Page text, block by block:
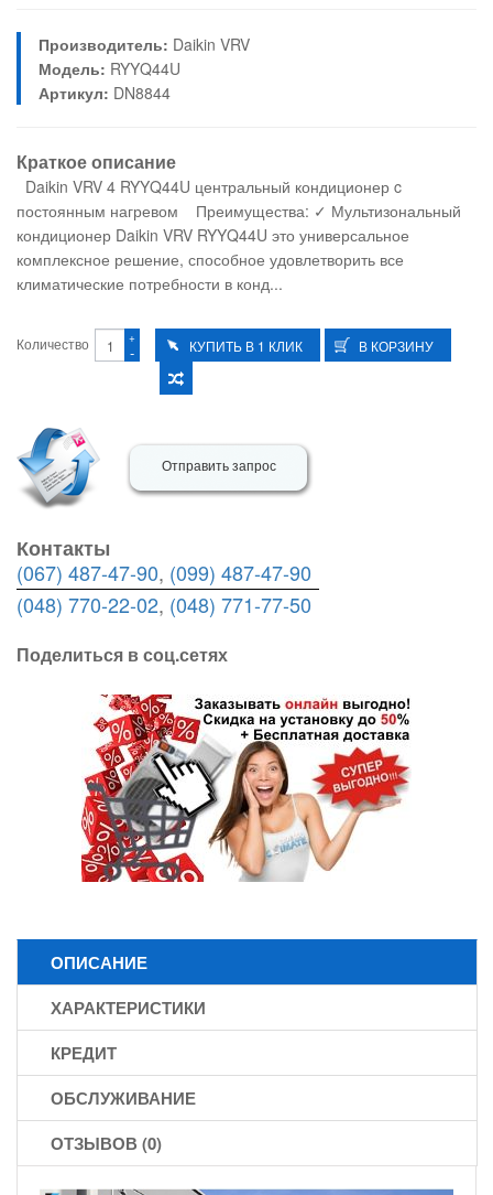
Производитель: Daikin VRV
Модель: RYYQ44U
Артикул: DN8844
Краткое описание
Daikin VRV 4 RYYQ44U центральный кондиционер c
постоянным нагревом Преимущества: ✓ Мультизональный
кондиционер Daikin VRV RYYQ44U это универсальное
комплексное решение, способное удовлетворить все
климатические потребности в конд...
Количество -
+
Отправить запрос
Контакты
(067) 487-47-90, (099) 487-47-90
(048) 770-22-02, (048) 771-77-50
Поделиться в соц.сетях
ОПИСАНИЕ
ХАРАКТЕРИСТИКИ
КРЕДИТ
ОБСЛУЖИВАНИЕ
ОТЗЫВОВ (0)